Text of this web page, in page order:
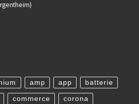
amp app batterie
commerce corona